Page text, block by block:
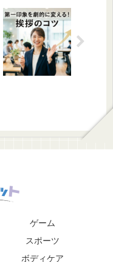
ゲーム
スポーツ
ボディケア